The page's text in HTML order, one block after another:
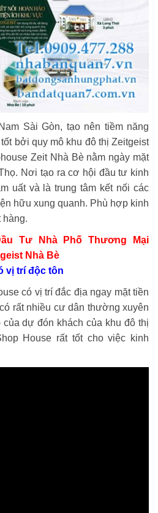
Sài Gòn, tạo nên tiềm năng
bởi quy mô khu đô thị Zeitgeist
Zeit Nhà Bè nằm ngày mặt
Nơi tạo ra cơ hội đầu tư kinh
uất và là trung tâm kết nối các
hữu xung quanh. Phù hợp kinh
hàng.
Tư Nhà Phố Thương Mại
Nhà Bè
vị trí độc tôn
có vị trí đắc địa ngay mặt tiền
rất nhiều cư dân thường xuyên
dự đón khách của khu đô thị
House rất tốt cho việc kinh